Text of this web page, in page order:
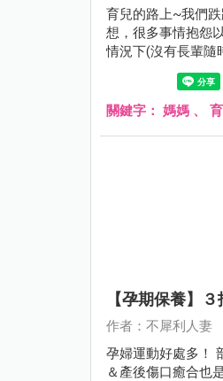
育兒的路上~我們
想，很多事情抱怨
情況下(沒有長輩隨
法擺爛，全職媽媽
為淨，冷靜下來後
關鍵字： 媽媽 、
【孕期保養】
作者：不犀利人妻
孕婦運動好處多！
＆產後傷口癒合也